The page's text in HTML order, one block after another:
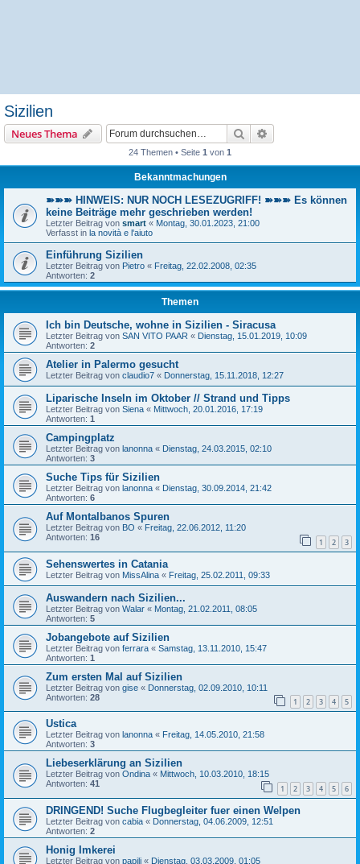
Sizilien
Neues Thema Suche
24 Themen • Seite 1 von 1
Bekanntmachungen
➽➽➽ HINWEIS: NUR NOCH LESEZUGRIFF! ➽➽➽ Es können
keine Beiträge mehr geschrieben werden!
Letzter Beitrag von smart « Montag, 30.01.2023, 21:00
Verfasst in la novità e l'aiuto
Einführung Sizilien
Letzter Beitrag von Pietro « Freitag, 22.02.2008, 02:35
Antworten: 2
Themen
Ich bin Deutsche, wohne in Sizilien - Siracusa
Letzter Beitrag von SAN VITO PAAR « Dienstag, 15.01.2019, 10:09
Antworten: 2
Atelier in Palermo gesucht
Letzter Beitrag von claudio7 « Donnerstag, 15.11.2018, 12:27
Liparische Inseln im Oktober // Strand und Tipps
Letzter Beitrag von Siena « Mittwoch, 20.01.2016, 17:19
Antworten: 1
Campingplatz
Letzter Beitrag von lanonna « Dienstag, 24.03.2015, 02:10
Antworten: 3
Suche Tips für Sizilien
Letzter Beitrag von lanonna « Dienstag, 30.09.2014, 21:42
Antworten: 6
Auf Montalbanos Spuren
Letzter Beitrag von BO « Freitag, 22.06.2012, 11:20
Antworten: 16 1 2 3
Sehenswertes in Catania
Letzter Beitrag von MissAlina « Freitag, 25.02.2011, 09:33
Auswandern nach Sizilien...
Letzter Beitrag von Walar « Montag, 21.02.2011, 08:05
Antworten: 5
Jobangebote auf Sizilien
Letzter Beitrag von ferrara « Samstag, 13.11.2010, 15:47
Antworten: 1
Zum ersten Mal auf Sizilien
Letzter Beitrag von gise « Donnerstag, 02.09.2010, 10:11
Antworten: 28 1 2 3 4 5
Ustica
Letzter Beitrag von lanonna « Freitag, 14.05.2010, 21:58
Antworten: 3
Liebeserklärung an Sizilien
Letzter Beitrag von Ondina « Mittwoch, 10.03.2010, 18:15
Antworten: 41 1 2 3 4 5 6
DRINGEND! Suche Flugbegleiter fuer einen Welpen
Letzter Beitrag von cabia « Donnerstag, 04.06.2009, 12:51
Antworten: 2
Honig Imkerei
Letzter Beitrag von papili « Dienstag, 03.03.2009, 01:05